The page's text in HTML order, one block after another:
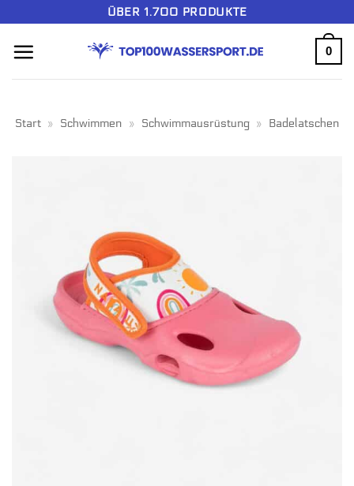
springen
ÜBER 1.700 PRODUKTE
0
Start » Schwimmen » Schwimmausrüstung » Badelatschen